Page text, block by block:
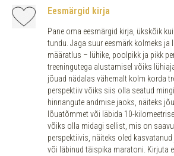
Eesmärgid kirja
Pane oma eesmärgid kirja, ükskõik
tundu. Jaga suur eesmärk kolmeks ja
määratlus – lühike, poolpikk ja pikk
treeningutega alustamisel võiks
jõuad nädalas vähemalt kolm korda
perspektiiv võiks siis olla seatud
hinnangute andmise jaoks, näiteks
lõuatõmmet või läbida 10-
võiks olla midagi sellist, mis on
perspektiivis, näiteks oled
või läbinud täispika maratoni. Kirjuta